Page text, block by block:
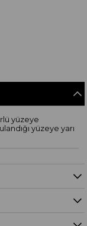
yüzeye
yüzeye yarı